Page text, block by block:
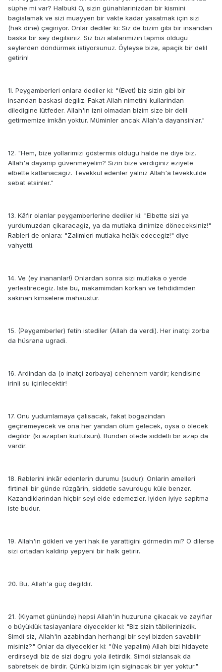
süphe mi var? Halbuki O, sizin günahlarinizdan bir kismini
bagislamak ve sizi muayyen bir vakte kadar yasatmak için sizi
(hak dine) çagiriyor. Onlar dediler ki: Siz de bizim gibi bir insandan
baska bir sey degilsiniz. Siz bizi atalarimizin tapmis oldugu
seylerden döndürmek istiyorsunuz. Öyleyse bize, apaçik bir delil
getirin!
1l. Peygamberleri onlara dediler ki: "(Evet) biz sizin gibi bir
insandan baskasi degiliz. Fakat Allah nimetini kullarindan
diledigine lütfeder. Allah'in izni olmadan bizim size bir delil
getirmemize imkân yoktur. Müminler ancak Allah'a dayansinlar."
12. "Hem, bize yollarimizi göstermis oldugu halde ne diye biz,
Allah'a dayanip güvenmeyelim? Sizin bize verdiginiz eziyete
elbette katlanacagiz. Tevekkül edenler yalniz Allah'a tevekkülde
sebat etsinler."
13. Kâfir olanlar peygamberlerine dediler ki: "Elbette sizi ya
yurdumuzdan çikaracagiz, ya da mutlaka dinimize döneceksiniz!"
Rableri de onlara: "Zalimleri mutlaka helâk edecegiz!" diye
vahyetti.
14. Ve (ey inananlar!) Onlardan sonra sizi mutlaka o yerde
yerlestirecegiz. Iste bu, makamimdan korkan ve tehdidimden
sakinan kimselere mahsustur.
15. (Peygamberler) fetih istediler (Allah da verdi). Her inatçi zorba
da hüsrana ugradi.
16. Ardindan da (o inatçi zorbaya) cehennem vardir; kendisine
irinli su içirilecektir!
17. Onu yudumlamaya çalisacak, fakat bogazindan
geçiremeyecek ve ona her yandan ölüm gelecek, oysa o ölecek
degildir (ki azaptan kurtulsun). Bundan ötede siddetli bir azap da
vardir.
18. Rablerini inkâr edenlerin durumu (sudur): Onlarin amelleri
firtinali bir günde rüzgârin, siddetle savurdugu küle benzer.
Kazandiklarindan hiçbir seyi elde edemezler. Iyiden iyiye sapitma
iste budur.
19. Allah'in gökleri ve yeri hak ile yarattigini görmedin mi? O dilerse
sizi ortadan kaldirip yepyeni bir halk getirir.
20. Bu, Allah'a güç degildir.
21. (Kiyamet gününde) hepsi Allah'in huzuruna çikacak ve zayiflar
o büyüklük taslayanlara diyecekler ki: "Biz sizin tâbilerinizdik.
Simdi siz, Allah'in azabindan herhangi bir seyi bizden savabilir
misiniz?" Onlar da diyecekler ki: "(Ne yapalim) Allah bizi hidayete
erdirseydi biz de sizi dogru yola iletirdik. Simdi sizlansak da
sabretsek de birdir. Çünkü bizim için siginacak bir yer yoktur."